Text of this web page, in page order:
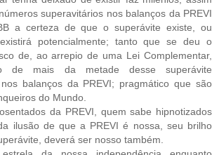
superavitários nos balanços da PREVI
a certeza de que o superávite existe, ou
potencialmente; tanto que se deu o
de, ao arrepio de uma Lei Complementar,
de mais da metade desse superávite
balanços da PREVI; pragmático que são
do Mundo.
da PREVI, quem sabe hipnotizados
ilusão de que a PREVI é nossa, seu brilho
deverá ser nosso também.